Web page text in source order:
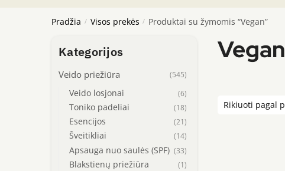
Pradžia / Visos prekės / Produktai su žymomis “Vegan”
Vegan
Kategorijos
Veido priežiūra (545)
Veido losjonai (6)
Toniko padeliai (18)
Esencijos (21)
Šveitikliai (14)
Apsauga nuo saulės (SPF) (33)
Blakstienų priežiūra (1)